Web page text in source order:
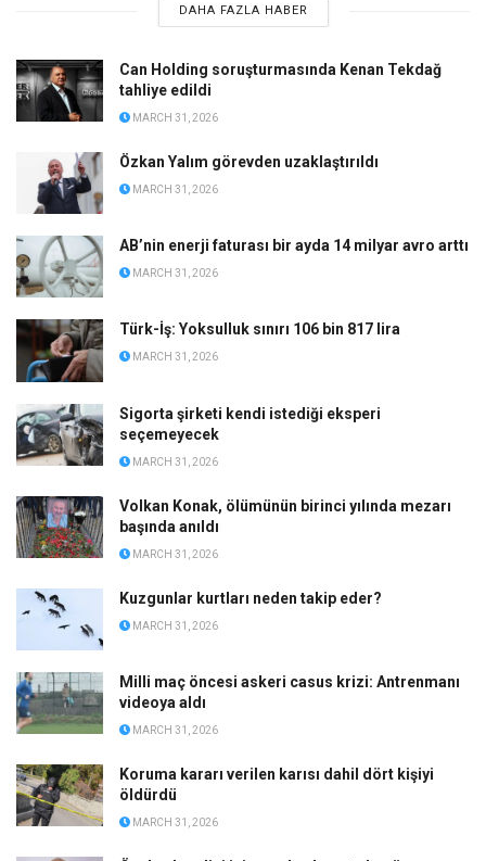
DAHA FAZLA HABER
Can Holding soruşturmasında Kenan Tekdağ
tahliye edildi
MARCH 31, 2026
Özkan Yalım görevden uzaklaştırıldı
MARCH 31, 2026
AB’nin enerji faturası bir ayda 14 milyar avro arttı
MARCH 31, 2026
Türk-İş: Yoksulluk sınırı 106 bin 817 lira
MARCH 31, 2026
Sigorta şirketi kendi istediği eksperi
seçemeyecek
MARCH 31, 2026
Volkan Konak, ölümünün birinci yılında mezarı
başında anıldı
MARCH 31, 2026
Kuzgunlar kurtları neden takip eder?
MARCH 31, 2026
Milli maç öncesi askeri casus krizi: Antrenmanı
videoya aldı
MARCH 31, 2026
Koruma kararı verilen karısı dahil dört kişiyi
öldürdü
MARCH 31, 2026